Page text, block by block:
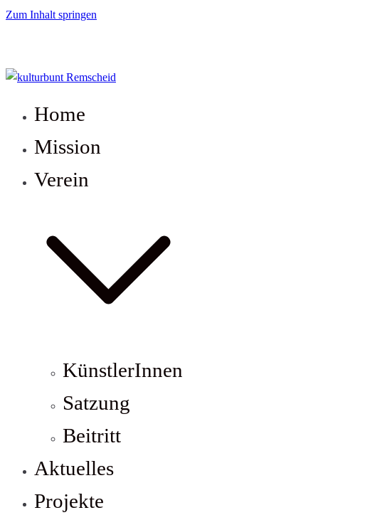
Zum Inhalt springen
kulturbunt Remscheid
Home
Mission
Verein
KünstlerInnen
Satzung
Beitritt
Aktuelles
Projekte